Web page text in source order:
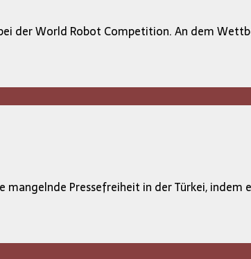
der World Robot Competition. An dem
Pressefreiheit in der Türkei, indem